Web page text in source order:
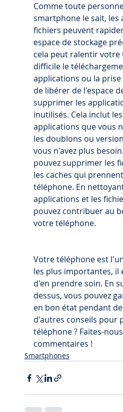
Comme toute
smartphone le sait, les
fichiers peuvent
espace de stockage
cela peut ralentir
difficile le
applications ou la
de libérer de l'espace
supprimer les
inutilisés. Cela inclut
applications que vous
les doublons ou
vous n'avez plus
pouvez supprimer les
les caches qui
téléphone. En
applications et les
pouvez contribuer au
votre téléphone.
Votre téléphone est
les plus importantes,
d'en prendre soin. En
dessus, vous pouvez
en bon état pendant
d'autres conseils pour
téléphone ? Faites-
commentaires !
Smartphones